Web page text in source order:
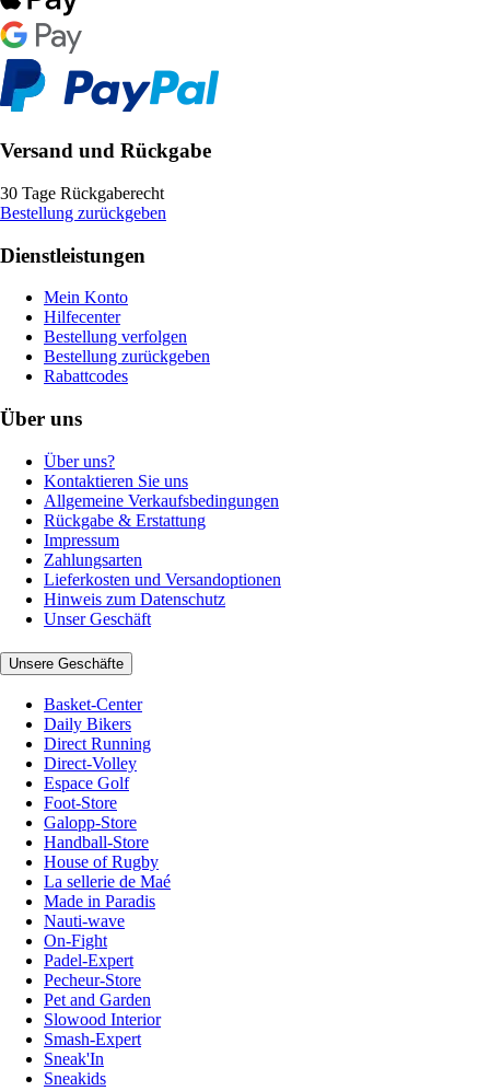
Versand und Rückgabe
30 Tage Rückgaberecht
Bestellung zurückgeben
Dienstleistungen
Mein Konto
Hilfecenter
Bestellung verfolgen
Bestellung zurückgeben
Rabattcodes
Über uns
Über uns?
Kontaktieren Sie uns
Allgemeine Verkaufsbedingungen
Rückgabe & Erstattung
Impressum
Zahlungsarten
Lieferkosten und Versandoptionen
Hinweis zum Datenschutz
Unser Geschäft
Unsere Geschäfte
Basket-Center
Daily Bikers
Direct Running
Direct-Volley
Espace Golf
Foot-Store
Galopp-Store
Handball-Store
House of Rugby
La sellerie de Maé
Made in Paradis
Nauti-wave
On-Fight
Padel-Expert
Pecheur-Store
Pet and Garden
Slowood Interior
Smash-Expert
Sneak'In
Sneakids